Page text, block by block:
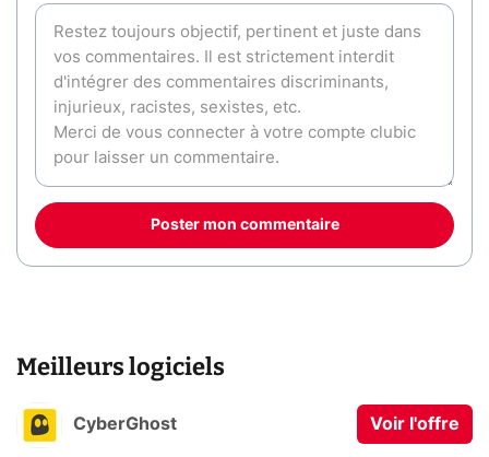
Poster mon commentaire
Meilleurs logiciels
CyberGhost Voir l'offre